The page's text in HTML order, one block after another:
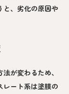
と、劣化の原因や
が変わるため、
レート系は塗膜の